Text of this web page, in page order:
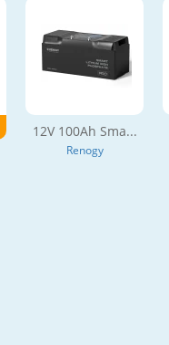
12V 100Ah Sma...
Renogy